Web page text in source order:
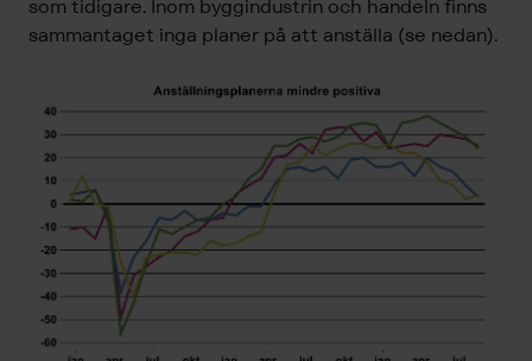
som tidigare. Inom byggindustrin och handeln finns
sammantaget inga planer på att anställa (se nedan).